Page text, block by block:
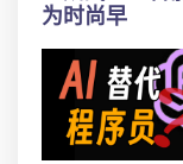
为时尚早